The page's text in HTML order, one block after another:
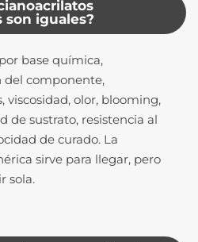
son iguales?
base química,
del componente,
viscosidad, olor, blooming,
de sustrato, resistencia al
de curado. La
sirve para llegar, pero
sola.